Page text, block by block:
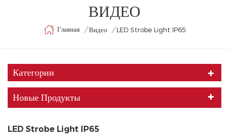
ВИДЕО
Главная / Видео / LED Strobe Light IP65
Категории
Новые Продукты
LED Strobe Light IP65